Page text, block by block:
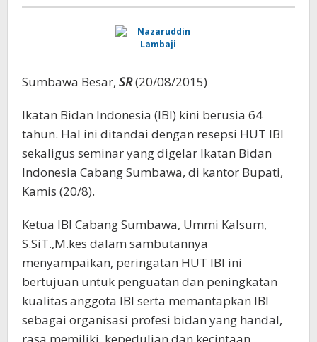
Sumbawa Besar, SR(20/08/2015)
Ikatan Bidan Indonesia (IBI) kini berusia 64
tahun. Hal ini ditandai dengan resepsi HUT IBI
sekaligus seminar yang digelar Ikatan Bidan
Indonesia Cabang Sumbawa, di kantor Bupati,
Kamis (20/8).
Ketua IBI Cabang Sumbawa, Ummi Kalsum,
S.SiT.,M.kes dalam sambutannya
menyampaikan, peringatan HUT IBI ini
bertujuan untuk penguatan dan peningkatan
kualitas anggota IBI serta memantapkan IBI
sebagai organisasi profesi bidan yang handal,